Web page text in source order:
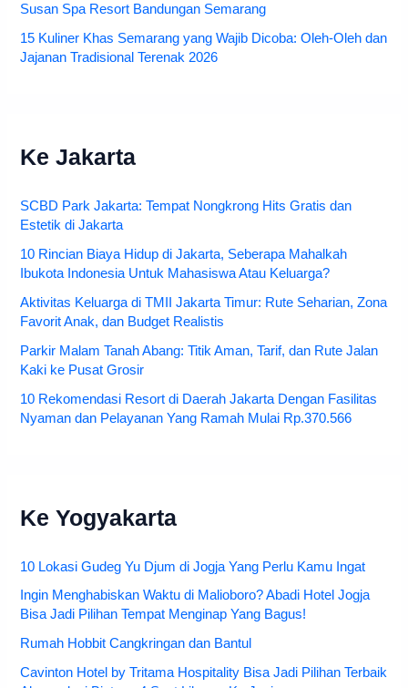
Susan Spa Resort Bandungan Semarang
15 Kuliner Khas Semarang yang Wajib Dicoba: Oleh-Oleh dan
Jajanan Tradisional Terenak 2026
Ke Jakarta
SCBD Park Jakarta: Tempat Nongkrong Hits Gratis dan
Estetik di Jakarta
10 Rincian Biaya Hidup di Jakarta, Seberapa Mahalkah
Ibukota Indonesia Untuk Mahasiswa Atau Keluarga?
Aktivitas Keluarga di TMII Jakarta Timur: Rute Seharian, Zona
Favorit Anak, dan Budget Realistis
Parkir Malam Tanah Abang: Titik Aman, Tarif, dan Rute Jalan
Kaki ke Pusat Grosir
10 Rekomendasi Resort di Daerah Jakarta Dengan Fasilitas
Nyaman dan Pelayanan Yang Ramah Mulai Rp.370.566
Ke Yogyakarta
10 Lokasi Gudeg Yu Djum di Jogja Yang Perlu Kamu Ingat
Ingin Menghabiskan Waktu di Malioboro? Abadi Hotel Jogja
Bisa Jadi Pilihan Tempat Menginap Yang Bagus!
Rumah Hobbit Cangkringan dan Bantul
Cavinton Hotel by Tritama Hospitality Bisa Jadi Pilihan Terbaik